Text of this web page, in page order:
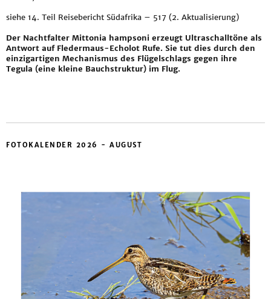
siehe 14. Teil Reisebericht Südafrika – 517 (2. Aktualisierung)
Der Nachtfalter Mittonia hampsoni erzeugt Ultraschalltöne als
Antwort auf Fledermaus-Echolot Rufe. Sie tut dies durch den
einzigartigen Mechanismus des Flügelschlags gegen ihre
Tegula (eine kleine Bauchstruktur) im Flug.
FOTOKALENDER 2026 - AUGUST